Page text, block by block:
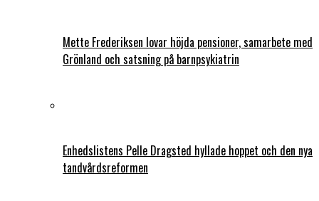
Mette Frederiksen lovar höjda pensioner, samarbete med
Grönland och satsning på barnpsykiatrin
Enhedslistens Pelle Dragsted hyllade hoppet och den nya
tandvårdsreformen